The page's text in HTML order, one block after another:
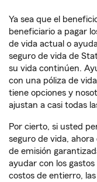
Ya sea que el
beneficiario a pagar
de vida actual o
seguro de vida de
su vida continúen.
con una póliza de
tiene opciones y
ajustan a casi todas
Por cierto, si usted
seguro de vida,
de emisión
ayudar con los
costos de entierro,